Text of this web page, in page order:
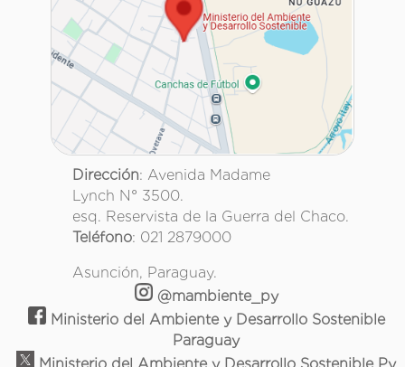
Dirección: Avenida Madame
Lynch N° 3500.
esq. Reservista de la Guerra del Chaco.
Teléfono: 021 2879000
Asunción, Paraguay.
@mambiente_py
Ministerio del Ambiente y Desarrollo Sostenible
Paraguay